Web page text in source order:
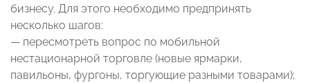
бизнесу. Для этого необходимо предпринять
несколько шагов:
— пересмотреть вопрос по мобильной
нестационарной торговле (новые ярмарки,
павильоны, фургоны, торгующие разными товарами);